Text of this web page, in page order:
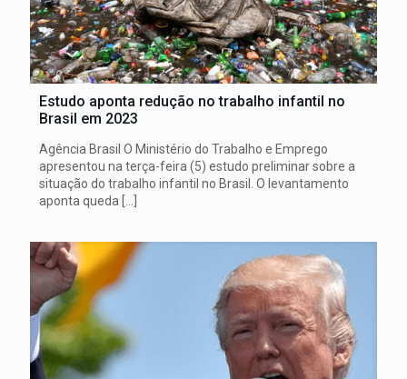
Estudo aponta redução no trabalho infantil no
Brasil em 2023
Agência Brasil O Ministério do Trabalho e Emprego
apresentou na terça-feira (5) estudo preliminar sobre a
situação do trabalho infantil no Brasil. O levantamento
aponta queda